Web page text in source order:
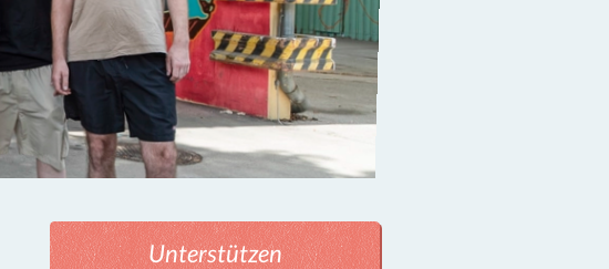
Unterstützen